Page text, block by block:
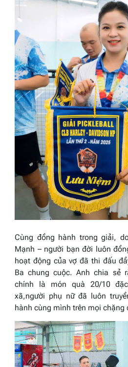
Cùng đồng hành trong giải,
Mạnh – người bạn đời luôn
hoạt động của vợ đã thi đấu
Ba chung cuộc. Anh chia sẻ
chính là món quà 20/10
xã,người phụ nữ đã luôn
hành cùng mình trên mọi chặng